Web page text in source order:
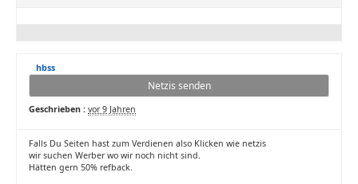
hbss
Netzis senden
Geschrieben : vor 9 Jahren
Falls Du Seiten hast zum Verdienen also Klicken wie netzis
wir suchen Werber wo wir noch nicht sind.
Hätten gern 50% refback.